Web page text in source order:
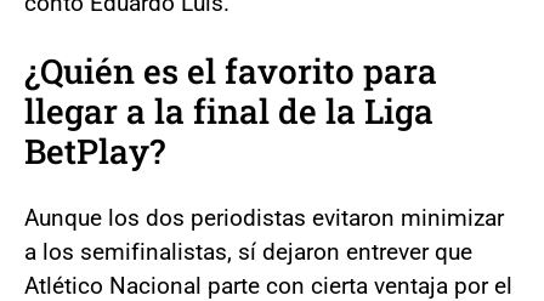
¿Quién es el favorito para
llegar a la final de la Liga
BetPlay?
Aunque los dos periodistas evitaron minimizar
a los semifinalistas, sí dejaron entrever que
Atlético Nacional parte con cierta ventaja por el